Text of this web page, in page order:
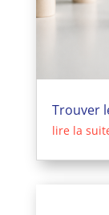
Trouver
lire la